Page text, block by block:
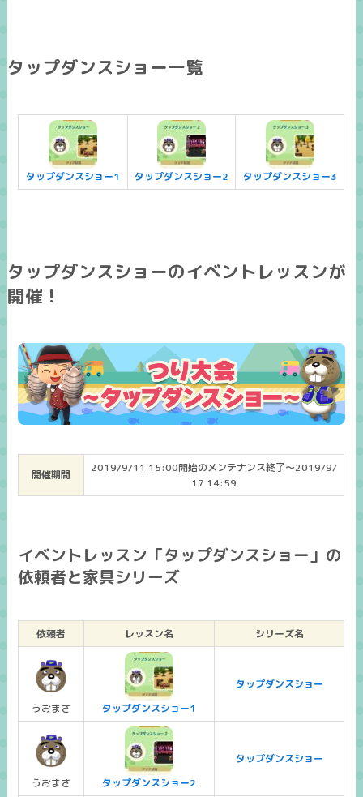
タップダンスショー一覧
タップダンスショー1 タップダンスショー2 タップダンスショー3
タップダンスショーのイベントレッスンが
開催！
開催期間
2019/9/11 15:00開始のメンテナンス終了～2019/9/
17 14:59
イベントレッスン「タップダンスショー」の
依頼者と家具シリーズ
依頼者 レッスン名 シリーズ名
うおまさ タップダンスショー1
タップダンスショー
うおまさ タップダンスショー2
タップダンスショー